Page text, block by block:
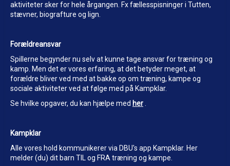
aktiviteter sker for hele årgangen. Fx fællesspisninger i Tutten,
stævner, biografture og lign.
Forældreansvar
Spillerne begynder nu selv at kunne tage ansvar for træning og
kamp. Men det er vores erfaring, at det betyder meget, at
forældre bliver ved med at bakke op om træning, kampe og
sociale aktiviteter ved at følge med på Kampklar.
Se hvilke opgaver, du kan hjælpe med her
Kampklar
Alle vores hold kommunikerer via DBU's app Kampklar. Her
melder (du) dit barn TIL og FRA træning og kampe.